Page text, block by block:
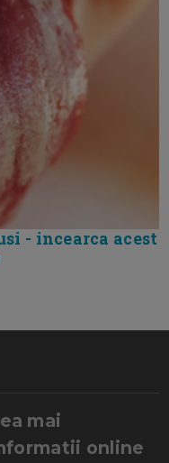
- incearca acest
mai
online